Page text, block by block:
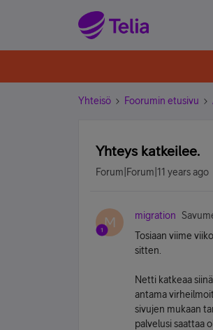
Yhteisö Foorumin etusivu
Yhteys katkeilee.
Forum|Forum|11 years ago
M migration
Tosiaan viime
sitten.
Netti katkeaa
antama
sivujen mukaan
palvelusi saattaa